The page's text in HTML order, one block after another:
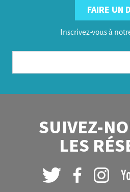
FAIRE UN
Inscrivez-vous à
SUIVEZ-
LES